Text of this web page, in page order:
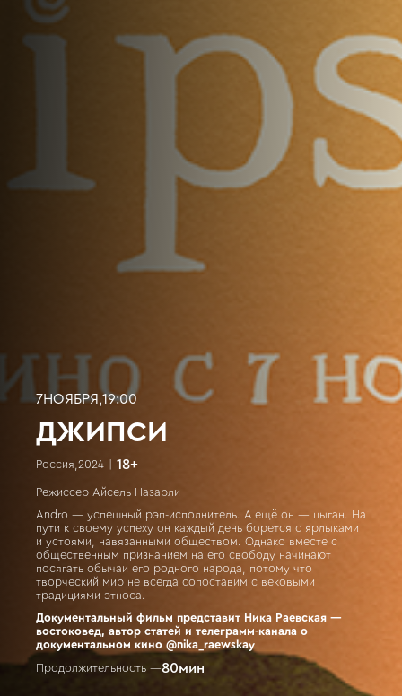
7НОЯБРЯ,19:00
ДЖИПСИ
Россия 2024 18+
Режиссер Айсель Назарли
Andro — успешный рэп-исполнитель. А ещё он — цыган. На
пути к своему успеху он каждый день борется с ярлыками
и устоями, навязанными обществом. Однако вместе с
общественным признанием на его свободу начинают
посягать обычаи его родного народа, потому что
творческий мир не всегда сопоставим с вековыми
традициями этноса.
Документальный фильм представит Ника Раевская —
востоковед, автор статей и телеграмм-канала о
документальном кино @nika_raewskay
Продолжительность —80мин